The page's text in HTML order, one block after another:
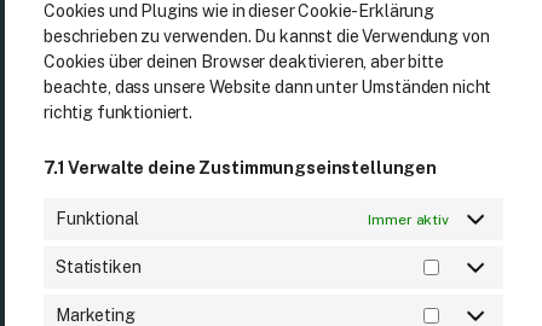
Cookies und Plugins wie in dieser Cookie-Erklärung
beschrieben zu verwenden. Du kannst die Verwendung von
Cookies über deinen Browser deaktivieren, aber bitte
beachte, dass unsere Website dann unter Umständen nicht
richtig funktioniert.
7.1 Verwalte deine Zustimmungseinstellungen
Funktional Immer aktiv
Statistiken
Marketing